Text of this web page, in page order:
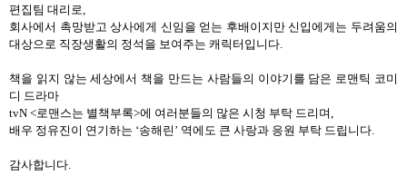
편집팀 대리로,
회사에서 촉망받고 상사에게 신임을 얻는 후배이지만 신입에게는 두려움의
대상으로 직장생활의 정석을 보여주는 캐릭터입니다.
책을 읽지 않는 세상에서 책을 만드는 사람들의 이야기를 담은 로맨틱 코미
디 드라마
tvN <로맨스는 별책부록>에 여러분들의 많은 시청 부탁 드리며,
배우 정유진이 연기하는 ‘송해린 ’ 역에도 큰 사랑과 응원 부탁 드립니다.
감사합니다.